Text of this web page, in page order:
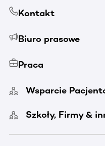
Kontakt
Biuro prasowe
Praca
Wsparcie
Szkoły, Firmy &